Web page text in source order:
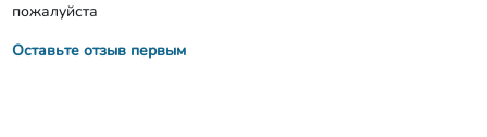
пожалуйста
Оставьте отзыв первым